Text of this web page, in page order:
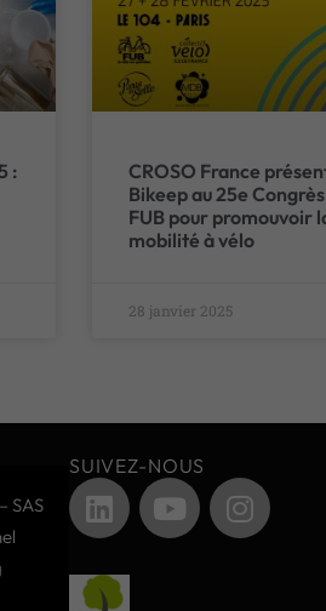
:
CROSO France
Bikeep au 25e
FUB pour promouvoir
mobilité à vélo
28 janvier 2025
SAS
SUIVEZ-NOUS